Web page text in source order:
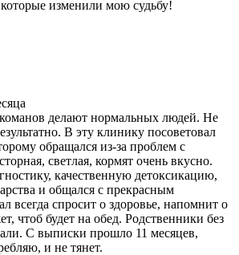
изменили мою судьбу!
делают нормальных людей. Не
В эту клинику посоветовал
обращался из-за проблем с
светлая, кормят очень вкусно.
качественную детоксикацию,
и общался с прекрасным
всегда спросит о здоровье, напомнит о
чтоб будет на обед. Родственники без
С выписки прошло 11 месяцев,
и не тянет.